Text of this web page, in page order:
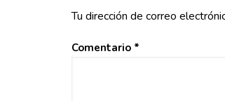
Tu dirección de correo
Comentario *